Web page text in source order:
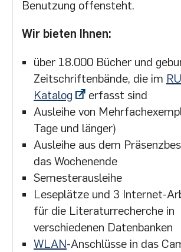
Benutzung offensteht.
Wir bieten Ihnen:
über 18.000 Bücher und
Zeitschriftenbände, die im
Katalog
erfasst sind
Ausleihe von
Tage und länger)
Ausleihe aus dem
das Wochenende
Semesterausleihe
Leseplätze und 3 Internet-
für die Literaturrecherche in
verschiedenen Datenbanken
WLAN-Anschlüsse in das